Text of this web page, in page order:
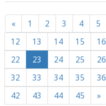
«Previous
1 2 3 4 5
12
13 14 15 16
22
23 24 25 26
32
33 34 35 36
42
43 44 45 »